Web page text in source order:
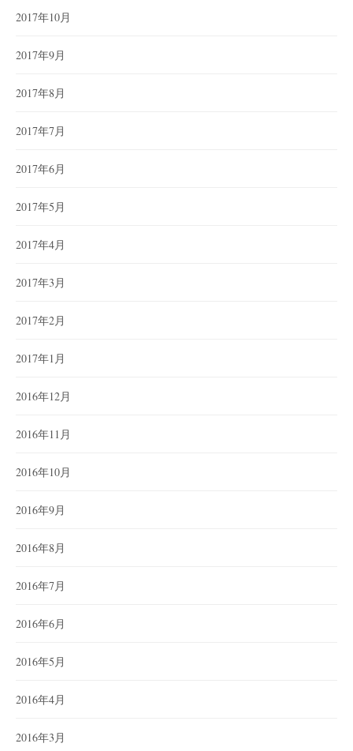
2017年10月
2017年9月
2017年8月
2017年7月
2017年6月
2017年5月
2017年4月
2017年3月
2017年2月
2017年1月
2016年12月
2016年11月
2016年10月
2016年9月
2016年8月
2016年7月
2016年6月
2016年5月
2016年4月
2016年3月